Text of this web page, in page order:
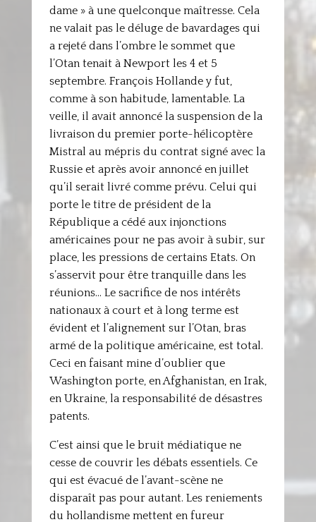
dame » à une quelconque maîtresse. Cela
ne valait pas le déluge de bavardages qui
a rejeté dans l’ombre le sommet que
l’Otan tenait à Newport les 4 et 5
septembre. François Hollande y fut,
comme à son habitude, lamentable. La
veille, il avait annoncé la suspension de la
livraison du premier porte-hélicoptère
Mistral au mépris du contrat signé avec la
Russie et après avoir annoncé en juillet
qu’il serait livré comme prévu. Celui qui
porte le titre de président de la
République a cédé aux injonctions
américaines pour ne pas avoir à subir, sur
place, les pressions de certains Etats. On
s’asservit pour être tranquille dans les
réunions… Le sacrifice de nos intérêts
nationaux à court et à long terme est
évident et l’alignement sur l’Otan, bras
armé de la politique américaine, est total.
Ceci en faisant mine d’oublier que
Washington porte, en Afghanistan, en Irak,
en Ukraine, la responsabilité de désastres
patents.
C’est ainsi que le bruit médiatique ne
cesse de couvrir les débats essentiels. Ce
qui est évacué de l’avant-scène ne
disparaît pas pour autant. Les reniements
du hollandisme mettent en fureur